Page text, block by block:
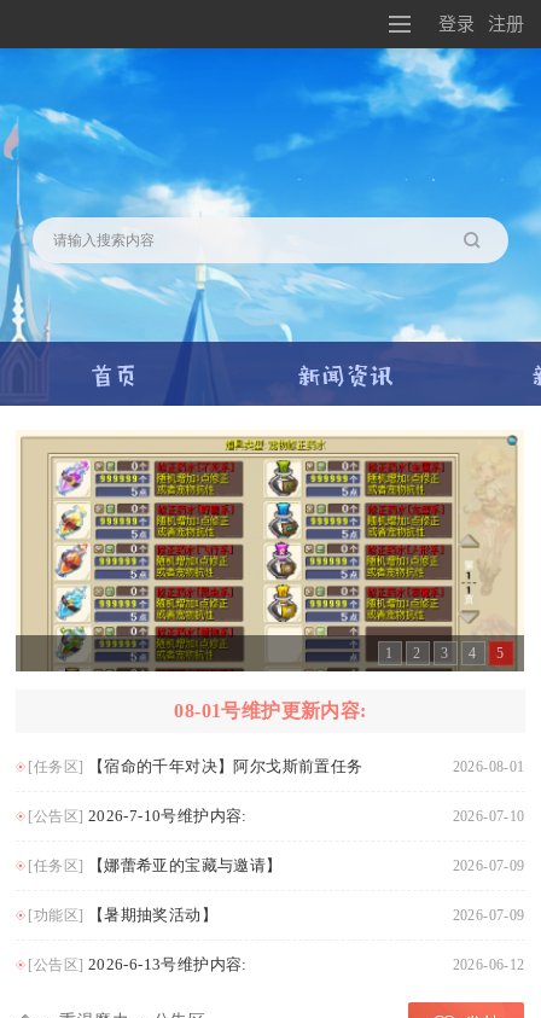
登录 注册
1 2 3 4 5
08-01号维护更新内容:
[任务区] 【宿命的千年对决】阿尔戈斯前置任务 2026-08-01
[公告区] 2026-7-10号维护内容: 2026-07-10
[任务区] 【娜蕾希亚的宝藏与邀请】 2026-07-09
[功能区] 【暑期抽奖活动】 2026-07-09
[公告区] 2026-6-13号维护内容: 2026-06-12